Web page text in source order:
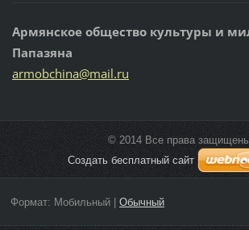
Армянское общество культуры и
Папазяна
armobchina@mail.ru
© 2014 Все права
Создать бесплатный сайт
Формат: Мобильный| Обычный